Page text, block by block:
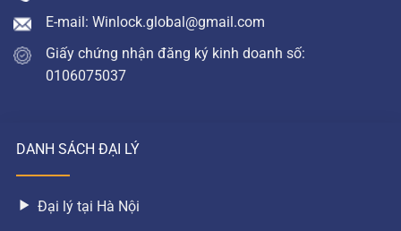
E-mail: Winlock.global@gmail.com
Giấy chứng nhận đăng ký kinh doanh số:
0106075037
DANH SÁCH ĐẠI LÝ
Đại lý tại Hà Nội